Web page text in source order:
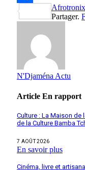
Partager
Afrotronix
Partager.
N'Djaména Actu
Article En rapport
Culture : La Maison de
de la Culture Bamba
7 AOÛT 2026
En savoir plus
Cinéma, livre et